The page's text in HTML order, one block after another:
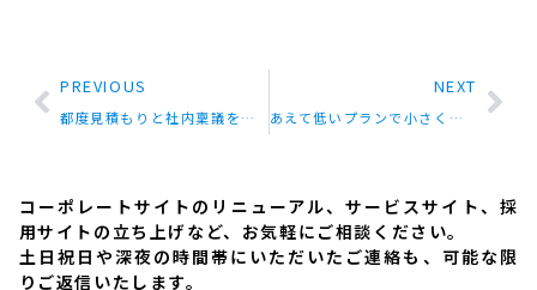
PREVIOUS
都度見積もりと社内稟議をなくせ。初期費用0円のサブスク型ホームページ制作で「放置状態」を解消する運用とは？
NEXT
あえて低いプランで小さく始めよ。初期費用0円のサブスクで事業成長を加速させるWebサイト運用戦略
コーポレートサイトのリニューアル、サービスサイト、採
用サイトの立ち上げなど、お気軽にご相談ください。
土日祝日や深夜の時間帯にいただいたご連絡も、可能な限
りご返信いたします。